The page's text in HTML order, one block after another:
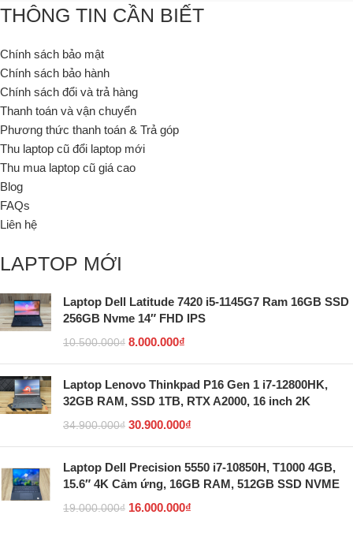
THÔNG TIN CẦN BIẾT
Chính sách bảo mật
Chính sách bảo hành
Chính sách đổi và trả hàng
Thanh toán và vận chuyển
Phương thức thanh toán & Trả góp
Thu laptop cũ đổi laptop mới
Thu mua laptop cũ giá cao
Blog
FAQs
Liên hệ
LAPTOP MỚI
Laptop Dell Latitude 7420 i5-1145G7 Ram 16GB SSD
256GB Nvme 14″ FHD IPS
10.500.000₫ 8.000.000₫
Laptop Lenovo Thinkpad P16 Gen 1 i7-12800HK,
32GB RAM, SSD 1TB, RTX A2000, 16 inch 2K
34.900.000₫ 30.900.000₫
Laptop Dell Precision 5550 i7-10850H, T1000 4GB,
15.6″ 4K Cảm ứng, 16GB RAM, 512GB SSD NVME
19.000.000₫ 16.000.000₫